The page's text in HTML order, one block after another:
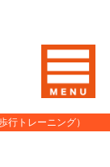
行トレーニング）